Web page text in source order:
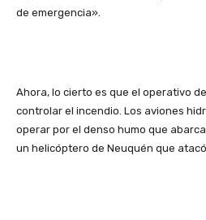
de emergencia».
Ahora, lo cierto es que el operativo
controlar el incendio. Los aviones
operar por el denso humo que
un helicóptero de Neuquén que